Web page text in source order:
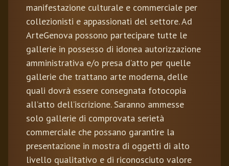
manifestazione culturale e commerciale per
collezionisti e appassionati del settore. Ad
ArteGenova possono partecipare tutte le
gallerie in possesso di idonea autorizzazione
amministrativa e/o presa d’atto per quelle
gallerie che trattano arte moderna, delle
quali dovrà essere consegnata fotocopia
all’atto dell’iscrizione. Saranno ammesse
solo gallerie di comprovata serietà
commerciale che possano garantire la
presentazione in mostra di oggetti di alto
livello qualitativo e di riconosciuto valore